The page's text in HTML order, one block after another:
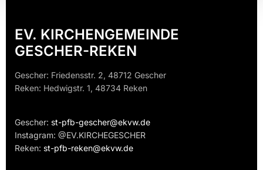
EV. KIRCHENGEMEINDE
GESCHER-REKEN
Gescher: Friedensstr. 2, 48712 Gescher
Reken: Hedwigstr. 1, 48734 Reken
Gescher: st-pfb-gescher@ekvw.de
Instagram: @EV.KIRCHEGESCHER
Reken: st-pfb-reken@ekvw.de